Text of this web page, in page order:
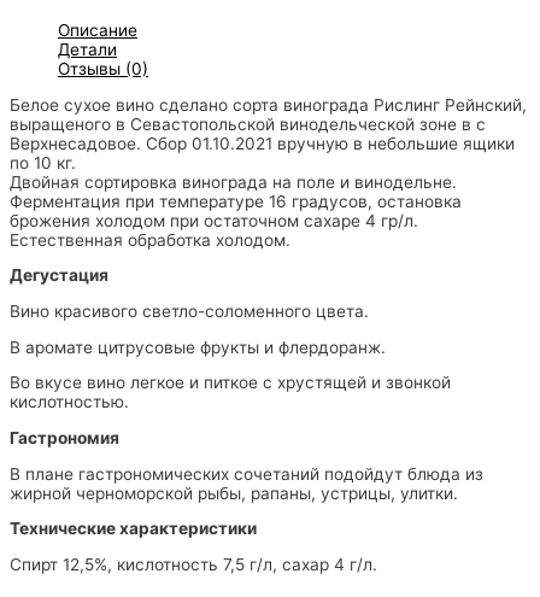
Описание
Детали
Отзывы (0)
Белое сухое вино сделано сорта винограда Рислинг Рейнский,
выращеного в Севастопольской винодельческой зоне в с
Верхнесадовое. Сбор 01.10.2021 вручную в небольшие ящики
по 10 кг.
Двойная сортировка винограда на поле и винодельне.
Ферментация при температуре 16 градусов, остановка
брожения холодом при остаточном сахаре 4 гр/л.
Естественная обработка холодом.
Дегустация
Вино красивого светло-соломенного цвета.
В аромате цитрусовые фрукты и флердоранж.
Во вкусе вино легкое и питкое с хрустящей и звонкой
кислотностью.
Гастрономия
В плане гастрономических сочетаний подойдут блюда из
жирной черноморской рыбы, рапаны, устрицы, улитки.
Технические характеристики
Спирт 12,5%, кислотность 7,5 г/л, сахар 4 г/л.